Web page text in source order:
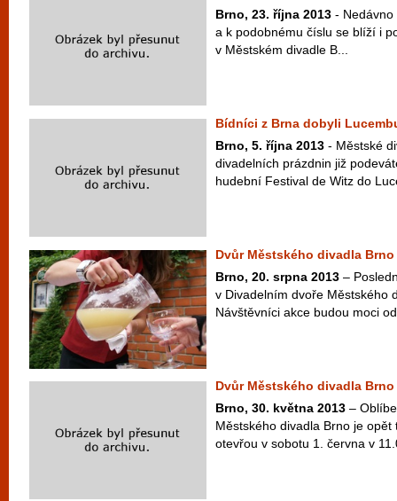
Brno, 23. října 2013 - Nedávno
a k podobnému číslu se blíží i
v Městském divadle B...
Bídníci z Brna dobyli
Brno, 5. října 2013 - Městské
divadelních prázdnin již
hudební Festival de Witz do
Dvůr Městského divadla
Brno, 20. srpna 2013 –
v Divadelním dvoře Městského
Návštěvníci akce budou moci
Dvůr Městského divadla
Brno, 30. května 2013 –
Městského divadla Brno je opět
otevřou v sobotu 1. června v